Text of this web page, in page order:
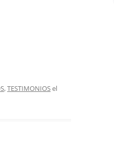
,TESTIMONIOSel